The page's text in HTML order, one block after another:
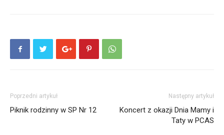
Poprzedni artykuł
Piknik rodzinny w SP Nr 12
Następny artykuł
Koncert z okazji Dnia Mamy i
Taty w PCAS